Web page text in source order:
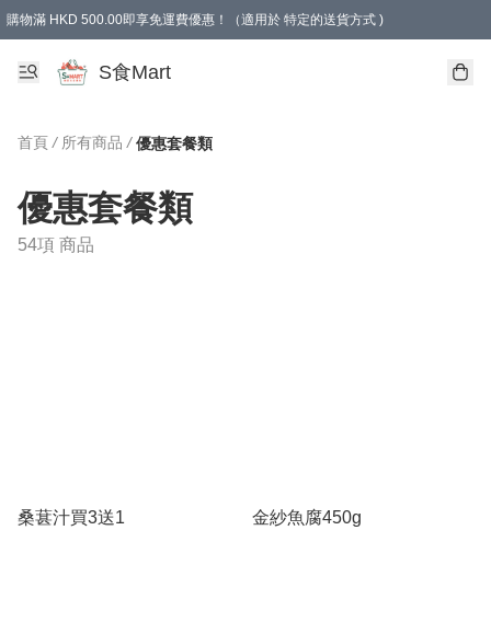
購物滿 HKD 500.00即享免運費優惠！（適用於 特定的送貨方式 )
S食Mart
首頁 / 所有商品 / 優惠套餐類
優惠套餐類
54項 商品
桑葚汁買3送1 金紗魚腐450g